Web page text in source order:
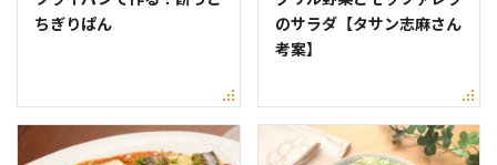
ちぎりぱん
のサラダ【タサン志麻さん
考案】